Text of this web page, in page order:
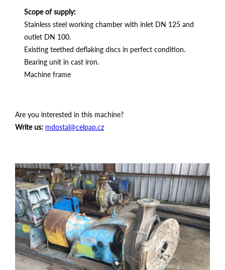
Scope of supply:
Stainless steel working chamber with inlet DN 125 and
outlet DN 100.
Existing teethed deflaking discs in perfect condition.
Bearing unit in cast iron.
Machine frame
Are you interested in this machine?
Write us: mdostal@celpap.cz